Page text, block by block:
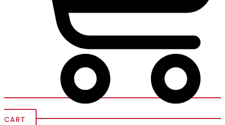
CART